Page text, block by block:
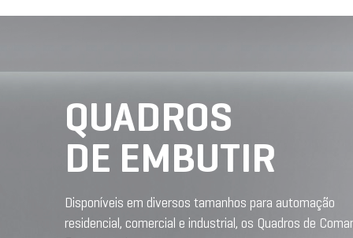
QUADROS
DE EMBUTIR
Disponíveis em diversos tamanhos para automação
residencial, comercial e industrial, os Quadros de